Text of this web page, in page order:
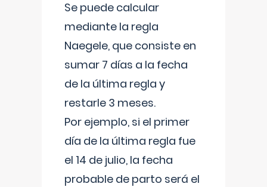
Se puede calcular
mediante la regla
Naegele, que consiste en
sumar 7 días a la fecha
de la última regla y
restarle 3 meses.
Por ejemplo, si el primer
día de la última regla fue
el 14 de julio, la fecha
probable de parto será el